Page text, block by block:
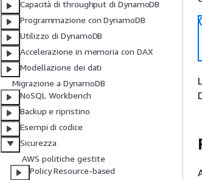
Capacità di throughput di DynamoDB
Programmazione con DynamoDB
Utilizzo di DynamoDB
Accelerazione in memoria con DAX
Modellazione dei dati
Migrazione a DynamoDB
NoSQL Workbench
Backup e ripristino
Esempi di codice
Sicurezza
AWS politiche gestite
Policy Resource-based